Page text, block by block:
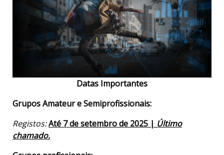
Datas Importantes
Grupos Amateur e Semiprofissionais:
Registos:Até 7 de setembro de 2025 | Último
chamado.